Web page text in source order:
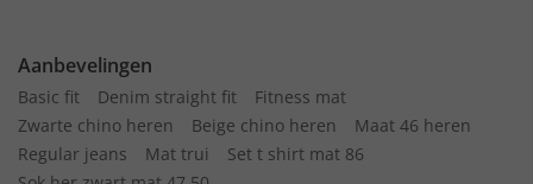
Aanbevelingen
Basic fit Denim straight fit
Fitness mat
Zwarte chino heren
Beige chino heren
Maat 46 heren
Regular jeans
Mat trui
Set t shirt mat 86